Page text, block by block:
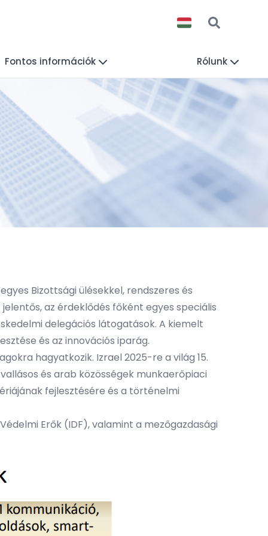
Fontos információk Rólunk
Bizottsági ülésekkel, rendszeres és
az érdeklődés főként egyes speciális
delegációs látogatások. A kiemelt
és az innovációs iparág.
hagyatkozik. Izrael 2025-re a világ 15.
és arab közösségek munkaerőpiaci
fejlesztésére és a történelmi
Erők (IDF), valamint a mezőgazdasági